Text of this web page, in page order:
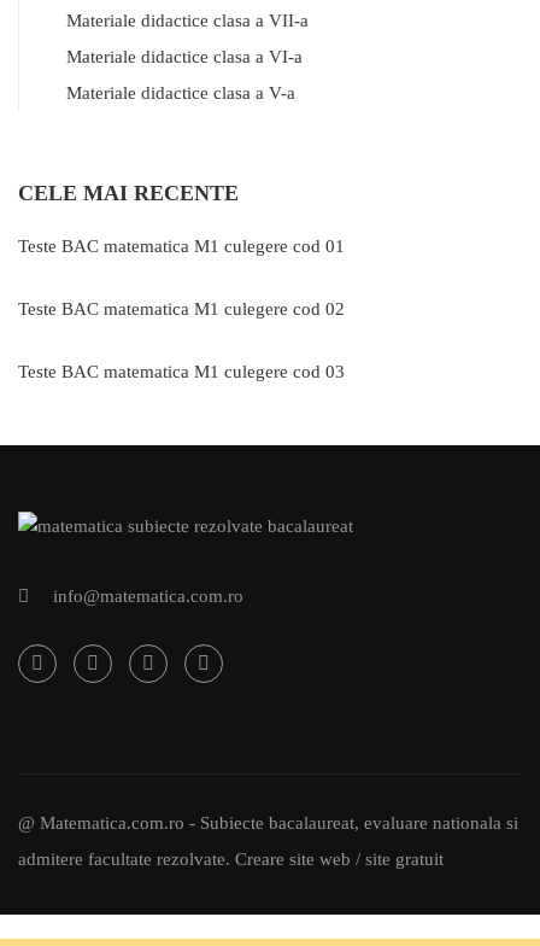
Materiale didactice clasa a VII-a
Materiale didactice clasa a VI-a
Materiale didactice clasa a V-a
CELE MAI RECENTE
Teste BAC matematica M1 culegere cod 01
Teste BAC matematica M1 culegere cod 02
Teste BAC matematica M1 culegere cod 03
info@matematica.com.ro
@ Matematica.com.ro - Subiecte bacalaureat, evaluare nationala si
admitere facultate rezolvate. Creare site web / site gratuit